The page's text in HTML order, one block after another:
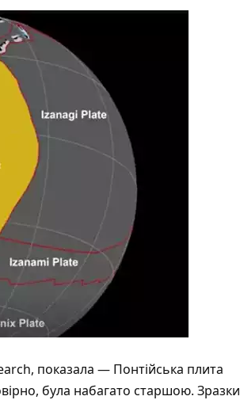
показала — Понтійська плита
була набагато старшою. Зразки